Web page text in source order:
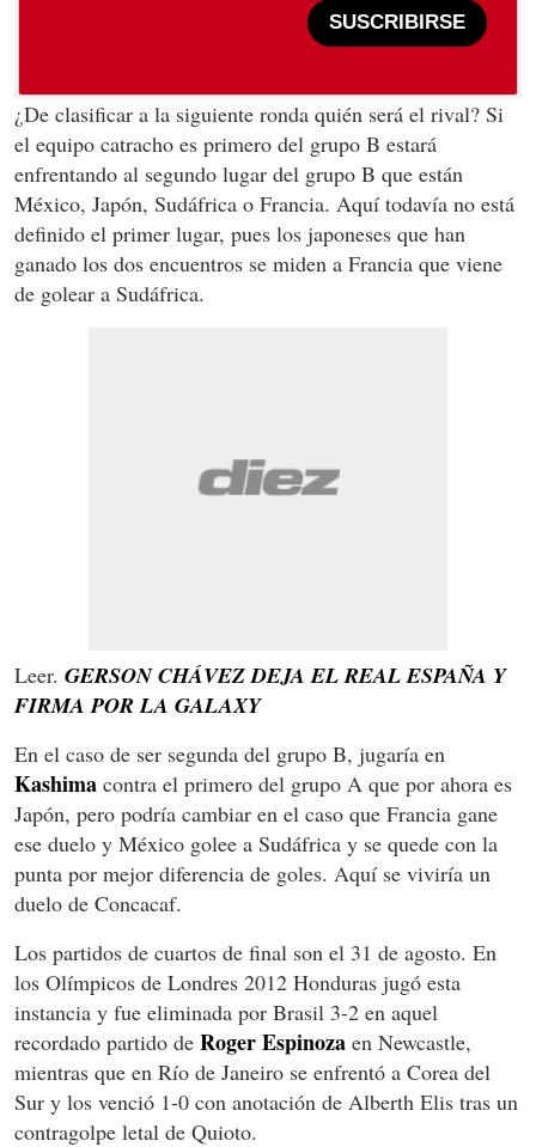
SUSCRIBIRSE
¿De clasificar a la siguiente ronda quién será el rival? Si
el equipo catracho es primero del grupo B estará
enfrentando al segundo lugar del grupo B que están
México, Japón, Sudáfrica o Francia. Aquí todavía no está
definido el primer lugar, pues los japoneses que han
ganado los dos encuentros se miden a Francia que viene
de golear a Sudáfrica.
Leer. GERSON CHÁVEZ DEJA EL REAL ESPAÑA Y
FIRMA POR LA GALAXY
En el caso de ser segunda del grupo B, jugaría en
Kashima contra el primero del grupo A que por ahora es
Japón, pero podría cambiar en el caso que Francia gane
ese duelo y México golee a Sudáfrica y se quede con la
punta por mejor diferencia de goles. Aquí se viviría un
duelo de Concacaf.
Los partidos de cuartos de final son el 31 de agosto. En
los Olímpicos de Londres 2012 Honduras jugó esta
instancia y fue eliminada por Brasil 3-2 en aquel
recordado partido de Roger Espinoza en Newcastle,
mientras que en Río de Janeiro se enfrentó a Corea del
Sur y los venció 1-0 con anotación de Alberth Elis tras un
contragolpe letal de Quioto.